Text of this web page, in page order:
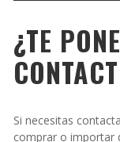
¿TE
Si necesitas
comprar o importar